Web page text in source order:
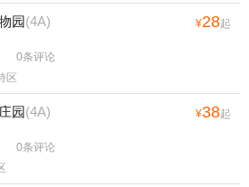
园(4A) ¥28起
0条评论
区
园(4A) ¥38起
0条评论